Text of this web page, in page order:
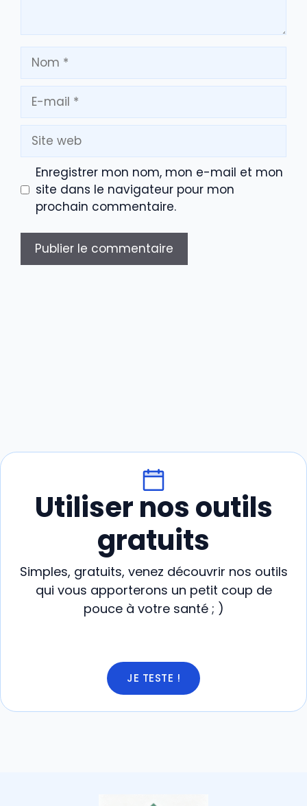
Nom
mail
Site
web
Enregistrer mon nom, mon e-mail et mon
site dans le navigateur pour mon
prochain commentaire.
Utiliser nos outils
gratuits
Simples, gratuits, venez découvrir nos outils
qui vous apporterons un petit coup de
pouce à votre santé ; )
JE TESTE !